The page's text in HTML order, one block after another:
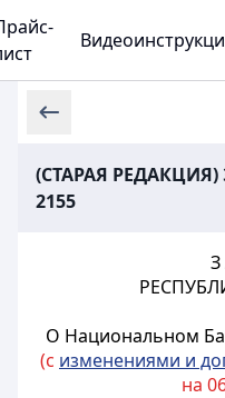
(СТАРАЯ РЕДАКЦИЯ)
2155
О Национальном
(с изменениями и
на